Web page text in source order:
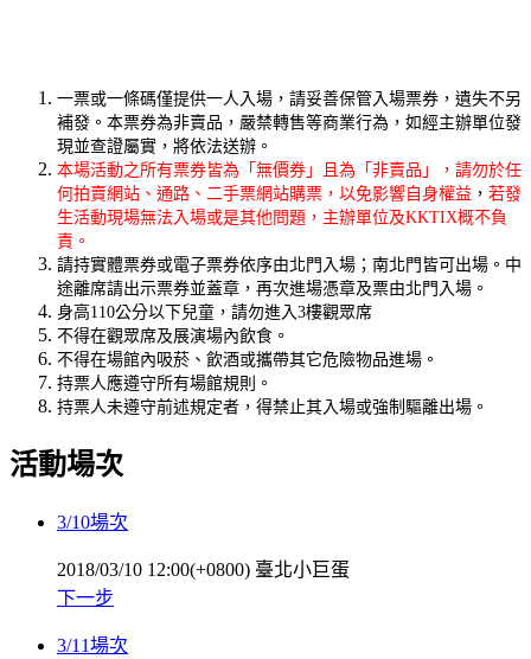
一票或一條碼僅提供一人入場，請妥善保管入場票券，遺失不另
補發。本票券為非賣品，嚴禁轉售等商業行為，如經主辦單位發
現並查證屬實，將依法送辦。
本場活動之所有票券皆為「無價券」且為「非賣品」，請勿於任
何拍賣網站、通路、二手票網站購票，以免影響自身權益 ， 若發
生活動現場無法入場或是其他問題，主辦單位及KKTIX概不負
責。
請持實體票券或電子票券依序由北門入場；南北門皆可出場。中
途離席請出示票券並蓋章，再次進場憑章及票由北門入場。
身高110公分以下兒童，請勿進入3樓觀眾席
不得在觀眾席及展演場內飲食。
不得在場館內吸菸、飲酒或攜帶其它危險物品進場。
持票人應遵守所有場館規則。
持票人未遵守前述規定者，得禁止其入場或強制驅離出場。
活動場次
3/10場次
2018/03/10 12:00(+0800) 臺北小巨蛋
下一步
3/11場次